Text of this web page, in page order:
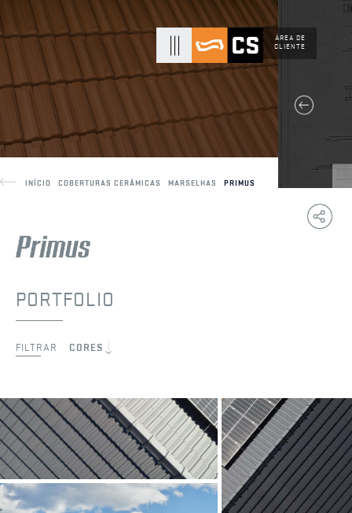
ÁREA DE
CLIENTE
INÍCIO COBERTURAS CERÂMICAS MARSELHAS PRIMUS
Copy
Link
PORTFOLIO
FILTRAR CORES